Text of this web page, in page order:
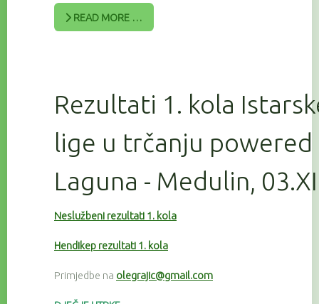
READ MORE …
Rezultati 1. kola
lige u trčanju powered
Laguna - Medulin,
Neslužbeni rezultati 1. kola
Hendikep rezultati 1. kola
Primjedbe na olegrajic@gmail.com